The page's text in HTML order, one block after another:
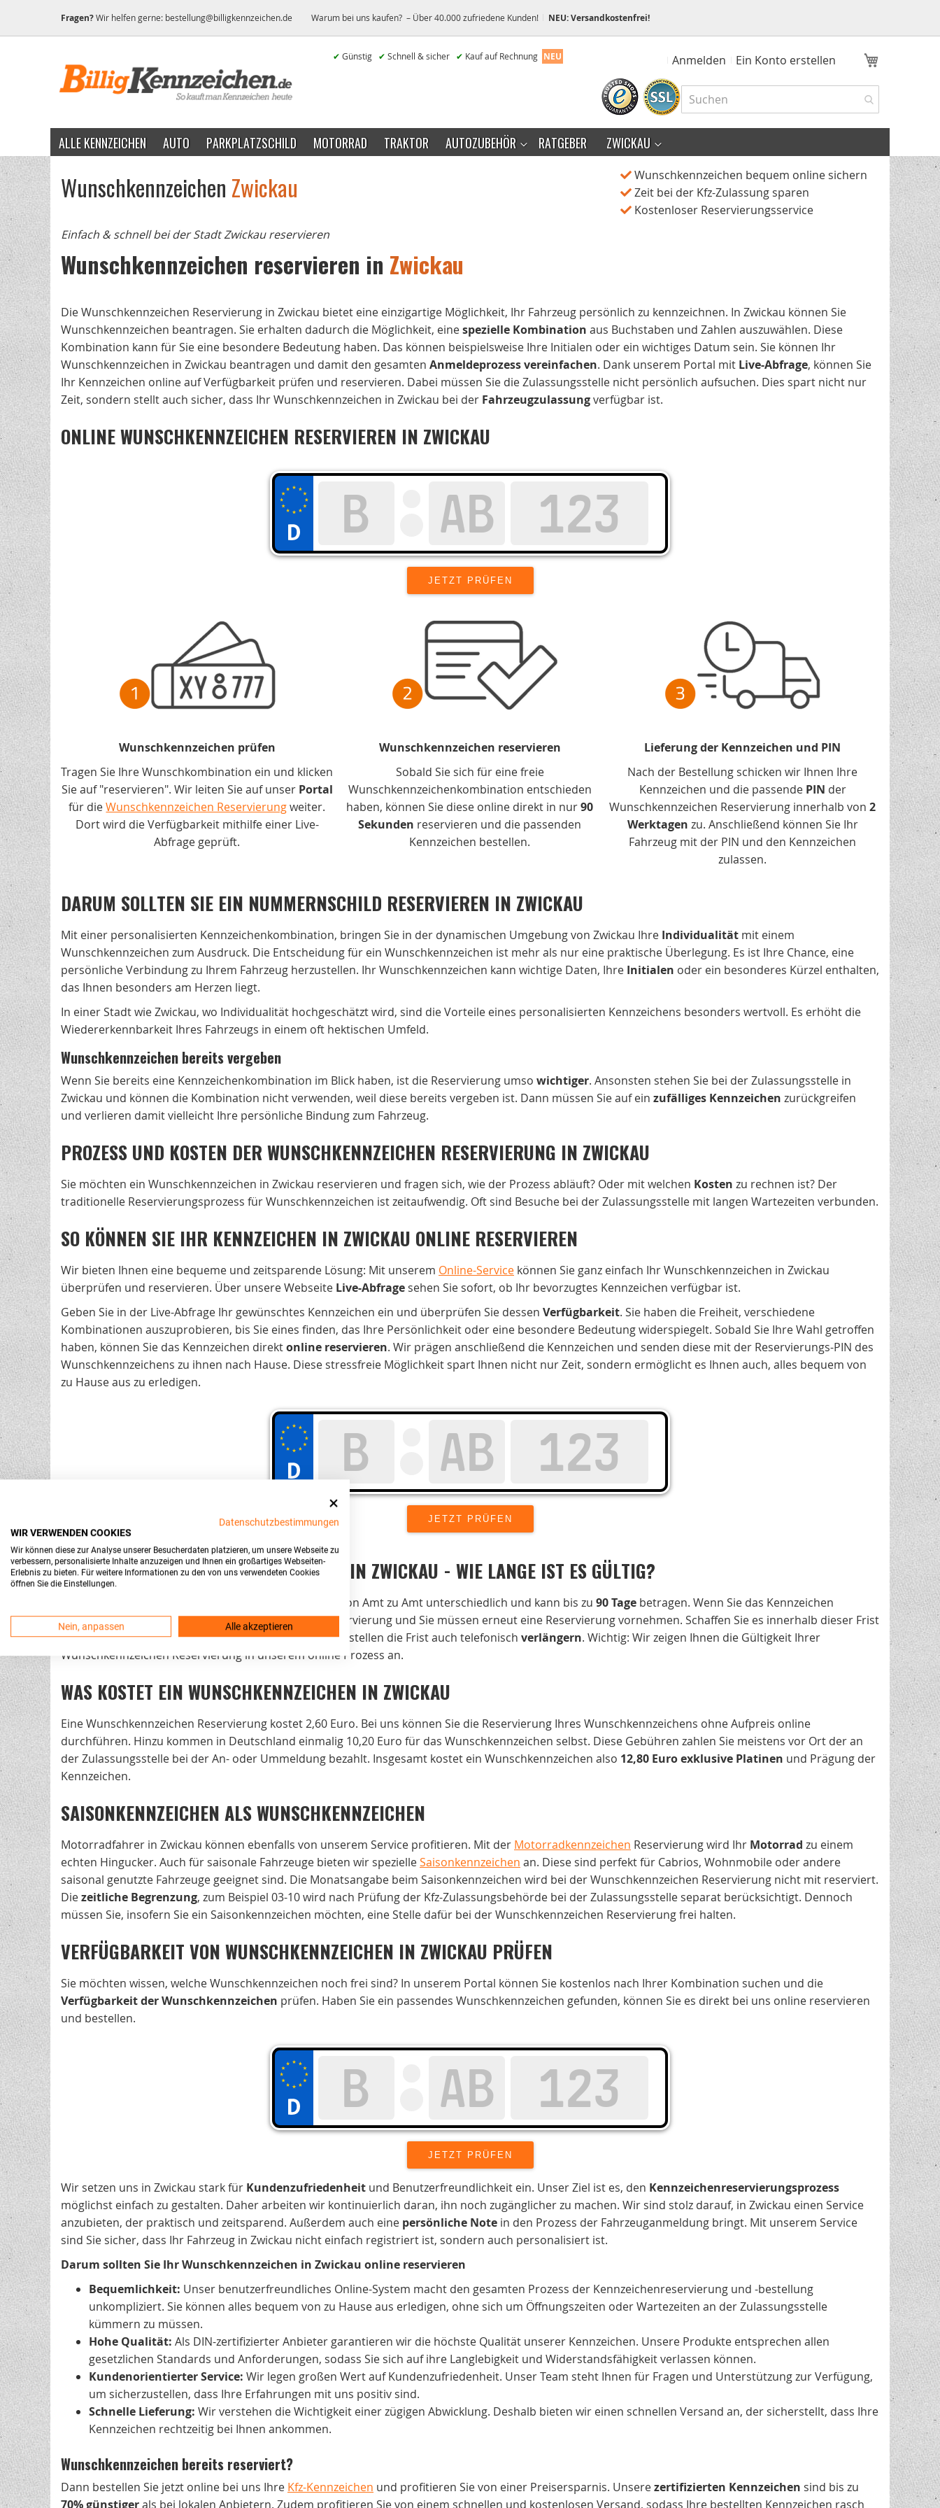
Fragen?Wir helfen gerne: bestellung@billigkennzeichen.de Warum bei uns kaufen? – Über 40.000 zufriedene Kunden! NEU: Versandkostenfrei!
✔ Günstig ✔ Schnell & sicher ✔ Kauf auf Rechnung NEU Anmelden Ein Konto erstellen
ALLE KENNZEICHEN AUTO PARKPLATZSCHILD MOTORRAD TRAKTOR AUTOZUBEHÖR RATGEBER ZWICKAU
WunschkennzeichenZwickau
Einfach & schnell bei der Stadt Zwickau reservieren
Wunschkennzeichen bequem online sichern
Zeit bei der Kfz-Zulassung sparen
Kostenloser Reservierungsservice
Wunschkennzeichen reservieren in Zwickau
Die Wunschkennzeichen Reservierung in Zwickau bietet eine einzigartige Möglichkeit, Ihr Fahrzeug persönlich zu kennzeichnen. In Zwickau können Sie
Wunschkennzeichen beantragen. Sie erhalten dadurch die Möglichkeit, einespezielle Kombination aus Buchstaben und Zahlen auszuwählen. Diese
Kombination kann für Sie eine besondere Bedeutung haben. Das können beispielsweise Ihre Initialen oder ein wichtiges Datum sein. Sie können Ihr
Wunschkennzeichen in Zwickau beantragen und damit den gesamten Anmeldeprozess vereinfachen. Dank unserem Portal mit Live-Abfrage, können Sie
Ihr Kennzeichen online auf Verfügbarkeit prüfen und reservieren. Dabei müssen Sie die Zulassungsstelle nicht persönlich aufsuchen. Dies spart nicht nur
Zeit, sondern stellt auch sicher, dass Ihr Wunschkennzeichen in Zwickau bei der Fahrzeugzulassungverfügbar ist.
ONLINE WUNSCHKENNZEICHEN RESERVIEREN IN ZWICKAU
Wunschkennzeichen prüfen
Tragen Sie Ihre Wunschkombination ein und klicken
Sie auf "reservieren". Wir leiten Sie auf unser Portal
für dieWunschkennzeichen Reservierungweiter.
Dort wird die Verfügbarkeit mithilfe einer Live-
Abfrage geprüft.
Wunschkennzeichen reservieren
Sobald Sie sich für eine freie
Wunschkennzeichenkombination entschieden
haben, können Sie diese online direkt in nur90
Sekunden reservieren und die passenden
Kennzeichen bestellen.
Lieferung der Kennzeichen und PIN
Nach der Bestellung schicken wir Ihnen Ihre
Kennzeichen und die passende PIN der
Wunschkennzeichen Reservierung innerhalb von2
Werktagen zu. Anschließend können Sie Ihr
Fahrzeug mit der PIN und den Kennzeichen
zulassen.
DARUM SOLLTEN SIE EIN NUMMERNSCHILD RESERVIEREN IN ZWICKAU
Mit einer personalisierten Kennzeichenkombination, bringen Sie in der dynamischen Umgebung von Zwickau Ihre Individualität mit einem
Wunschkennzeichen zum Ausdruck. Die Entscheidung für ein Wunschkennzeichen ist mehr als nur eine praktische Überlegung. Es ist Ihre Chance, eine
persönliche Verbindung zu Ihrem Fahrzeug herzustellen. Ihr Wunschkennzeichen kann wichtige Daten, Ihre Initialen oder ein besonderes Kürzel enthalten,
das Ihnen besonders am Herzen liegt.
In einer Stadt wie Zwickau, wo Individualität hochgeschätzt wird, sind die Vorteile eines personalisierten Kennzeichens besonders wertvoll. Es erhöht die
Wiedererkennbarkeit Ihres Fahrzeugs in einem oft hektischen Umfeld.
Wunschkennzeichen bereits vergeben
Wenn Sie bereits eine Kennzeichenkombination im Blick haben, ist die Reservierung umso wichtiger. Ansonsten stehen Sie bei der Zulassungsstelle in
Zwickau und können die Kombination nicht verwenden, weil diese bereits vergeben ist. Dann müssen Sie auf ein zufälliges Kennzeichen zurückgreifen
und verlieren damit vielleicht Ihre persönliche Bindung zum Fahrzeug.
PROZESS UND KOSTEN DER WUNSCHKENNZEICHEN RESERVIERUNG IN ZWICKAU
Sie möchten ein Wunschkennzeichen in Zwickau reservieren und fragen sich, wie der Prozess abläuft? Oder mit welchen Kosten zu rechnen ist? Der
traditionelle Reservierungsprozess für Wunschkennzeichen ist zeitaufwendig. Oft sind Besuche bei der Zulassungsstelle mit langen Wartezeiten verbunden.
SO KÖNNEN SIE IHR KENNZEICHEN IN ZWICKAU ONLINE RESERVIEREN
Wir bieten Ihnen eine bequeme und zeitsparende Lösung: Mit unserem Online-Service können Sie ganz einfach Ihr Wunschkennzeichen in Zwickau
überprüfen und reservieren. Über unsere Webseite Live-Abfrage sehen Sie sofort, ob Ihr bevorzugtes Kennzeichen verfügbar ist.
Geben Sie in der Live-Abfrage Ihr gewünschtes Kennzeichen ein und überprüfen Sie dessen Verfügbarkeit. Sie haben die Freiheit, verschiedene
Kombinationen auszuprobieren, bis Sie eines finden, das Ihre Persönlichkeit oder eine besondere Bedeutung widerspiegelt. Sobald Sie Ihre Wahl getroffen
haben, können Sie das Kennzeichen direktonline reservieren. Wir prägen anschließend die Kennzeichen und senden diese mit der Reservierungs-PIN des
Wunschkennzeichens zu ihnen nach Hause. Diese stressfreie Möglichkeit spart Ihnen nicht nur Zeit, sondern ermöglicht es Ihnen auch, alles bequem von
zu Hause aus zu erledigen.
WUNSCHKENNZEICHEN RESERVIERING IN ZWICKAU - WIE LANGE IST ES GÜLTIG?
Die Reservierungsdauer von Wunschkennzeichen ist von Amt zu Amt unterschiedlich und kann bis zu 90 Tage betragen. Wenn Sie das Kennzeichen
innerhalb dieser Frist nicht anmelden, verfällt die Reservierung und Sie müssen erneut eine Reservierung vornehmen. Schaffen Sie es innerhalb dieser Frist
nicht zur Anmeldung, können Sie bei vielen Zulassungsstellen die Frist auch telefonisch verlängern. Wichtig: Wir zeigen Ihnen die Gültigkeit Ihrer
Wunschkennzeichen Reservierung in unserem online Prozess an.
WAS KOSTET EIN WUNSCHKENNZEICHEN IN ZWICKAU
Eine Wunschkennzeichen Reservierung kostet 2,60 Euro. Bei uns können Sie die Reservierung Ihres Wunschkennzeichens ohne Aufpreis online
durchführen. Hinzu kommen in Deutschland einmalig 10,20 Euro für das Wunschkennzeichen selbst. Diese Gebühren zahlen Sie meistens vor Ort der an
der Zulassungsstelle bei der An- oder Ummeldung bezahlt. Insgesamt kostet ein Wunschkennzeichen also 12,80 Euro exklusive Platinen und Prägung der
Kennzeichen.
SAISONKENNZEICHEN ALS WUNSCHKENNZEICHEN
Motorradfahrer in Zwickau können ebenfalls von unserem Service profitieren. Mit der Motorradkennzeichen Reservierung wird Ihr Motorrad zu einem
echten Hingucker. Auch für saisonale Fahrzeuge bieten wir spezielleSaisonkennzeichen an. Diese sind perfekt für Cabrios, Wohnmobile oder andere
saisonal genutzte Fahrzeuge geeignet sind. Die Monatsangabe beim Saisonkennzeichen wird bei der Wunschkennzeichen Reservierung nicht mit reserviert.
Diezeitliche Begrenzung, zum Beispiel 03-10 wird nach Prüfung der Kfz-Zulassungsbehörde bei der Zulassungsstelle separat berücksichtigt. Dennoch
müssen Sie, insofern Sie ein Saisonkennzeichen möchten, eine Stelle dafür bei der Wunschkennzeichen Reservierung frei halten.
VERFÜGBARKEIT VON WUNSCHKENNZEICHEN IN ZWICKAU PRÜFEN
Sie möchten wissen, welche Wunschkennzeichen noch frei sind? In unserem Portal können Sie kostenlos nach Ihrer Kombination suchen und die
Verfügbarkeit der Wunschkennzeichen prüfen. Haben Sie ein passendes Wunschkennzeichen gefunden, können Sie es direkt bei uns online reservieren
und bestellen.
Wir setzen uns in Zwickau stark für Kundenzufriedenheit und Benutzerfreundlichkeit ein. Unser Ziel ist es, den Kennzeichenreservierungsprozess
möglichst einfach zu gestalten. Daher arbeiten wir kontinuierlich daran, ihn noch zugänglicher zu machen. Wir sind stolz darauf, in Zwickau einen Service
anzubieten, der praktisch und zeitsparend. Außerdem auch eine persönliche Note in den Prozess der Fahrzeuganmeldung bringt. Mit unserem Service
sind Sie sicher, dass Ihr Fahrzeug in Zwickau nicht einfach registriert ist, sondern auch personalisiert ist.
Darum sollten Sie Ihr Wunschkennzeichen in Zwickau online reservieren
Bequemlichkeit: Unser benutzerfreundliches Online-System macht den gesamten Prozess der Kennzeichenreservierung und -bestellung
unkompliziert. Sie können alles bequem von zu Hause aus erledigen, ohne sich um Öffnungszeiten oder Wartezeiten an der Zulassungsstelle
kümmern zu müssen.
Hohe Qualität: Als DIN-zertifizierter Anbieter garantieren wir die höchste Qualität unserer Kennzeichen. Unsere Produkte entsprechen allen
gesetzlichen Standards und Anforderungen, sodass Sie sich auf ihre Langlebigkeit und Widerstandsfähigkeit verlassen können.
Kundenorientierter Service: Wir legen großen Wert auf Kundenzufriedenheit. Unser Team steht Ihnen für Fragen und Unterstützung zur Verfügung,
um sicherzustellen, dass Ihre Erfahrungen mit uns positiv sind.
Schnelle Lieferung: Wir verstehen die Wichtigkeit einer zügigen Abwicklung. Deshalb bieten wir einen schnellen Versand an, der sicherstellt, dass Ihre
Kennzeichen rechtzeitig bei Ihnen ankommen.
Wunschkennzeichen bereits reserviert?
Dann bestellen Sie jetzt online bei uns Ihre Kfz-Kennzeichen und profitieren Sie von einer Preisersparnis. Unserezertifizierten Kennzeichen sind bis zu
70% günstigerals bei lokalen Anbietern. Zudem profitieren Sie von einem schnellen und kostenlosen Versand, sodass Ihre bestellten Kennzeichen rasch
Datenschutzbestimmungen
WIR VERWENDEN COOKIES
Wir können diese zur Analyse unserer Besucherdaten platzieren, um unsere Webseite zu
verbessern, personalisierte Inhalte anzuzeigen und Ihnen ein großartiges Webseiten-
Erlebnis zu bieten. Für weitere Informationen zu den von uns verwendeten Cookies
öffnen Sie die Einstellungen.
Nein, anpassen Alle akzeptieren